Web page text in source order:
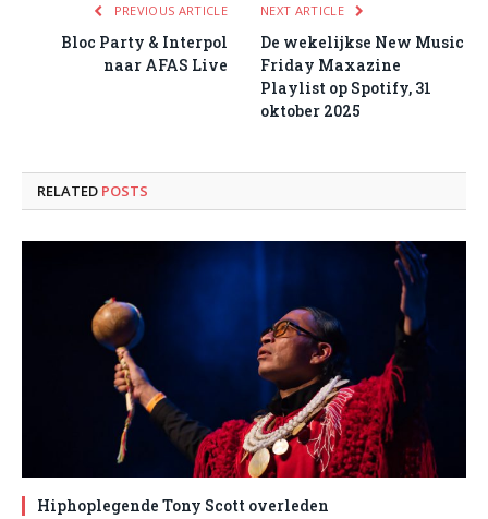
PREVIOUS ARTICLE
Bloc Party & Interpol
naar AFAS Live
NEXT ARTICLE
De wekelijkse New Music
Friday Maxazine
Playlist op Spotify, 31
oktober 2025
RELATED POSTS
Hiphoplegende Tony Scott overleden